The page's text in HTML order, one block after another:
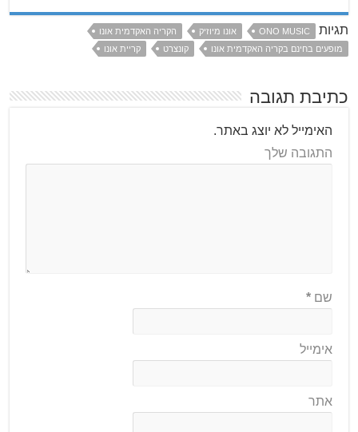
תגיות ONO MUSIC אונו מיוזיק
הקריה האקדמית אונו
מופעים בחינם בקריה האקדמית אונו
קונצרט קריית אונו
כתיבת תגובה
האימייל לא יוצג באתר.
התגובה שלך
שם*
אימייל
אתר